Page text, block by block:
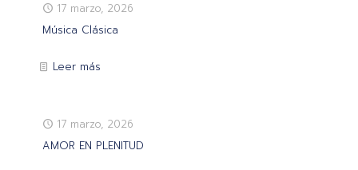
17 marzo, 2026
Música Clásica
Leer más
17 marzo, 2026
AMOR EN PLENITUD